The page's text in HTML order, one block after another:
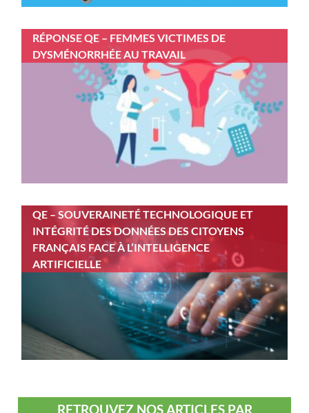
RÉPONSE QE – FEMMES VICTIMES DE
DYSMÉNORRHÉE AU TRAVAIL
QE – SOUVERAINETÉ TECHNOLOGIQUE ET
INTÉGRITÉ DES DONNÉES DES CITOYENS
FRANÇAIS FACE À L’INTELLIGENCE
ARTIFICIELLE
RETROUVEZ NOS ARTICLES PAR